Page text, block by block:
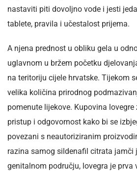
nastaviti piti dovoljno vode i jesti
tablete, pravila i učestalost prijema.
A njena prednost u obliku gela u
uglavnom u bržem početku
na teritoriju cijele hrvatske. Tijekom
velika količina prirodnog
pomenute lijekove. Kupovina
pristup i odgovornost kako bi se
povezani s neautoriziranim
razina samog sildenafil citrata jamči
genitalnom području, lovegra je prva